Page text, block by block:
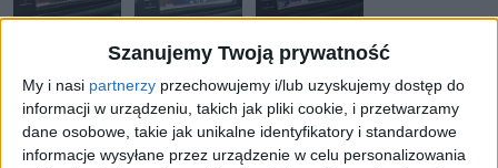
Szanujemy Twoją prywatność
My i nasi partnerzy przechowujemy i/lub uzyskujemy dostęp do
informacji w urządzeniu, takich jak pliki cookie, i przetwarzamy
dane osobowe, takie jak unikalne identyfikatory i standardowe
informacje wysyłane przez urządzenie w celu personalizowania
AUTOPUNKT POLECA
DANE I WYPOSAŻENIE OPIS DODATKOWY